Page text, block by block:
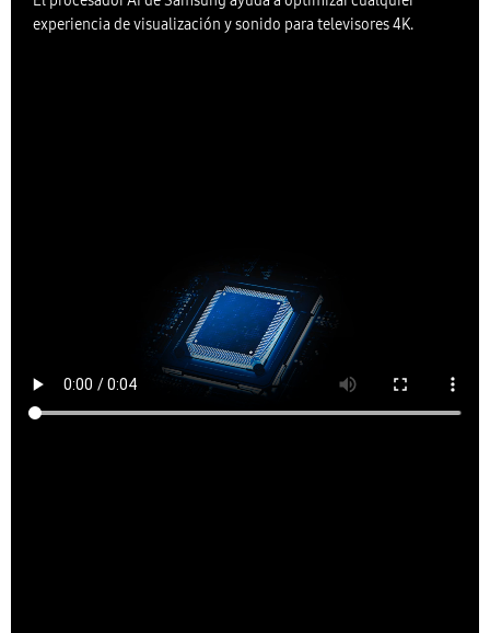
experiencia de visualización y sonido para televisores 4K.